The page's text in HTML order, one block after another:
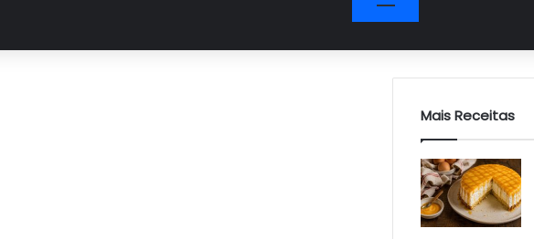
Mais Receitas